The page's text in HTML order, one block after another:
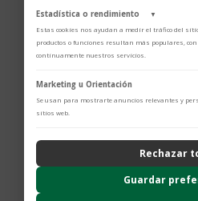
$1.411
Zarcillo oro blanco
Diamantes 0.08cts
Estadística o rendimiento
▼
Estas cookies nos ayudan a medir el tráfico del
productos o funciones resultan más populares,
continuamente nuestros servicios.
Adobe Analytics
Utilizamos Adobe Analytics para
nos permite analizar el rendimiento de
Proporciona análisis avanzado de la
incluyendo mapas de calor, análisis de
Marketing u Orientación
Se usan para mostrarte anuncios relevantes y
sitios web.
Rechazar
Guardar